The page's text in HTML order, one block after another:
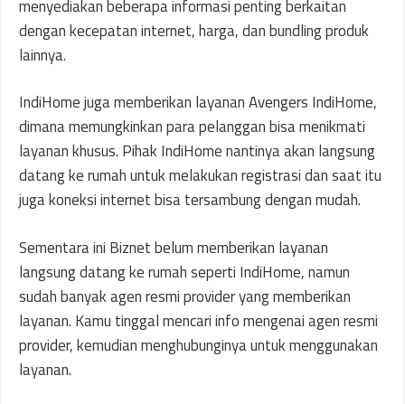
menyediakan beberapa informasi penting berkaitan
dengan kecepatan internet, harga, dan bundling produk
lainnya.
IndiHome juga memberikan layanan Avengers IndiHome,
dimana memungkinkan para pelanggan bisa menikmati
layanan khusus. Pihak IndiHome nantinya akan langsung
datang ke rumah untuk melakukan registrasi dan saat itu
juga koneksi internet bisa tersambung dengan mudah.
Sementara ini Biznet belum memberikan layanan
langsung datang ke rumah seperti IndiHome, namun
sudah banyak agen resmi provider yang memberikan
layanan. Kamu tinggal mencari info mengenai agen resmi
provider, kemudian menghubunginya untuk menggunakan
layanan.